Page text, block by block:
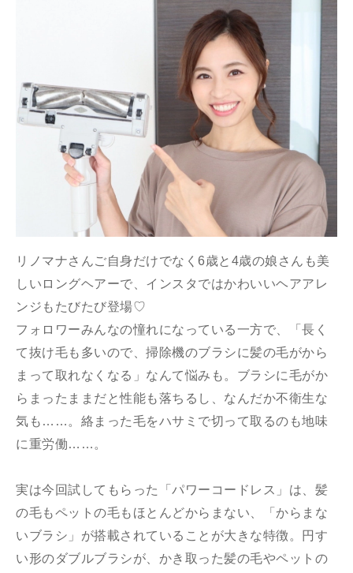
リノマナさんご自身だけでなく6歳と4歳の娘さんも美
しいロングヘアーで、インスタではかわいいヘアアレ
ンジもたびたび登場♡
フォロワーみんなの憧れになっている一方で、「長く
て抜け毛も多いので、掃除機のブラシに髪の毛がから
まって取れなくなる」なんて悩みも。ブラシに毛がか
らまったままだと性能も落ちるし、なんだか不衛生な
気も……。絡まった毛をハサミで切って取るのも地味
に重労働……。
実は今回試してもらった「パワーコードレス」は、髪
の毛もペットの毛もほとんどからまない、「からまな
いブラシ」が搭載されていることが大きな特徴。円す
い形のダブルブラシが、かき取った髪の毛やペットの